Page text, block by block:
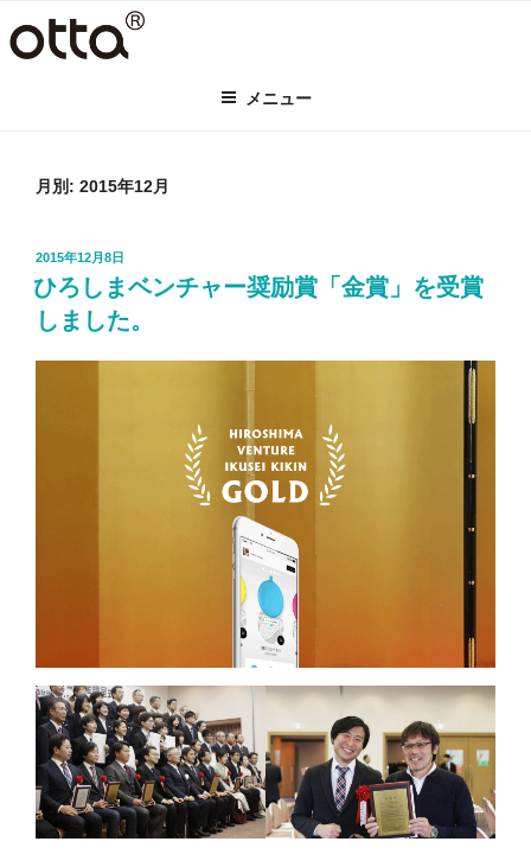
ン
メニュー
月別: 2015年12月
投
稿
日:
2015年12月8日
ひろしまベンチャー奨励賞「金賞」を受賞
しました。